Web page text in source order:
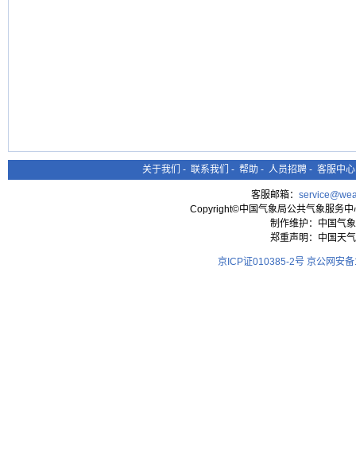
关于我们 - 联系我们 - 帮助 - 人员招聘 - 客服中心
客服邮箱：
Copyright©中国气象局公共气象服务
制作维护：中国气
郑重声明：中国天
京ICP证010385-2号 京公网安